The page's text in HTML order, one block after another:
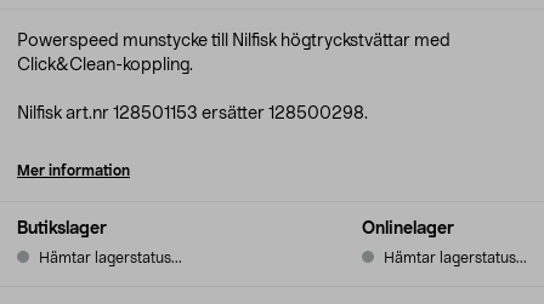
Butikslager
Hämtar lagerstatus...
Onlinelager
Hämtar lagerstatus...
Powerspeed munstycke till Nilfisk högtryckstvättar med
Click&Clean-koppling.
Nilfisk art.nr 128501153 ersätter 128500298.
Mer information